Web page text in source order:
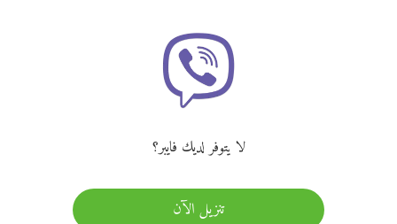
لا يتوفر لديك فايبر؟
تنزيل الآن